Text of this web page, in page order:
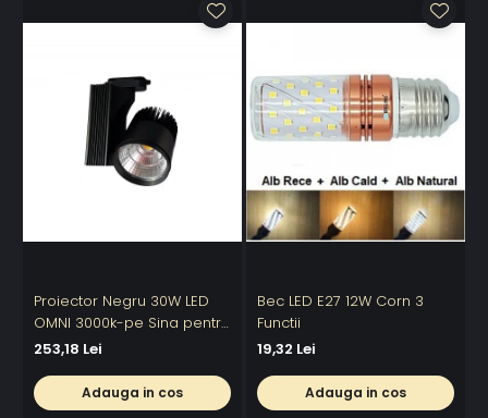
Proiector Negru 30W LED
OMNI 3000k-pe Sina pentru
Display Magazin
253,18 Lei
Adauga in cos
Bec LED E27 12W Corn 3
Functii
19,32 Lei
Adauga in cos